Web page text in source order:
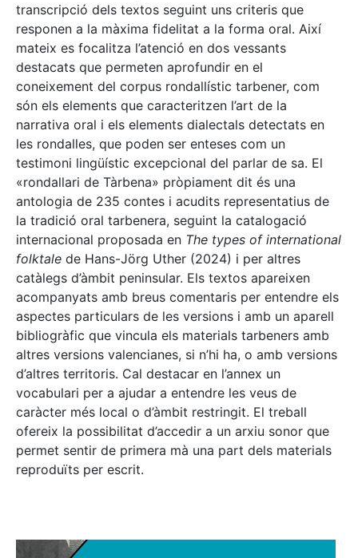
transcripció dels textos seguint uns criteris que
responen a la màxima fidelitat a la forma oral. Així
mateix es focalitza l’atenció en dos vessants
destacats que permeten aprofundir en el
coneixement del corpus rondallístic tarbener, com
són els elements que caracteritzen l’art de la
narrativa oral i els elements dialectals detectats en
les rondalles, que poden ser enteses com un
testimoni lingüístic excepcional del parlar de sa. El
«rondallari de Tàrbena» pròpiament dit és una
antologia de 235 contes i acudits representatius de
la tradició oral tarbenera, seguint la catalogació
internacional proposada en The types of international
folktale de Hans-Jörg Uther (2024) i per altres
catàlegs d’àmbit peninsular. Els textos apareixen
acompanyats amb breus comentaris per entendre els
aspectes particulars de les versions i amb un aparell
bibliogràfic que vincula els materials tarbeners amb
altres versions valencianes, si n’hi ha, o amb versions
d’altres territoris. Cal destacar en l’annex un
vocabulari per a ajudar a entendre les veus de
caràcter més local o d’àmbit restringit. El treball
ofereix la possibilitat d’accedir a un arxiu sonor que
permet sentir de primera mà una part dels materials
reproduïts per escrit.